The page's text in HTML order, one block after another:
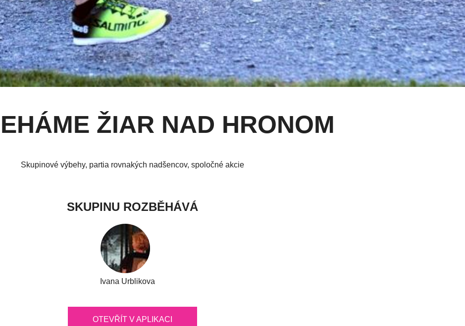
ŽIAR NAD HRONOM
Skupinové výbehy, partia rovnakých nadšencov, spoločné akcie
SKUPINU ROZBĚHÁVÁ
Ivana Urblikova
OTEVŘÍT V APLIKACI